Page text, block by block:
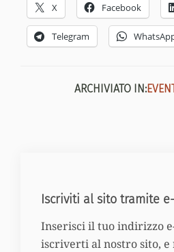
X Facebook
Telegram
ARCHIVIATO IN:
Iscriviti al sito tramite
Inserisci il tuo indirizzo
iscriverti al nostro sito, e